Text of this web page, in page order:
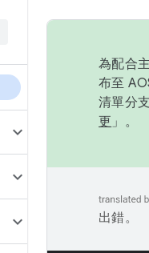
為配合
布至
清單分
更 」。
出錯。